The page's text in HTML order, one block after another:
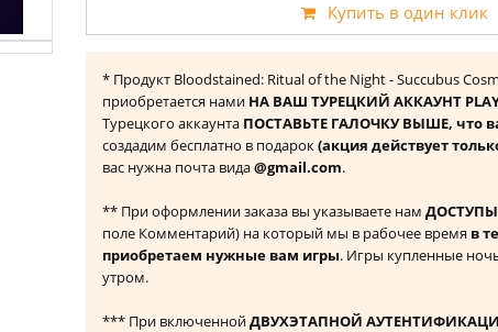
Купить в один клик
* Продукт Bloodstained: Ritual of the Night - Succubus
приобретается нами НА ВАШ ТУРЕЦКИЙ АККАУНТ
Турецкого аккаунта ПОСТАВЬТЕ ГАЛОЧКУ ВЫШЕ, что
создадим бесплатно в подарок(акция действует
вас нужна почта вида@gmail.com.
** При оформлении заказа вы указываете нам
поле Комментарий) на который мы в рабочее время в
приобретаем нужные вам игры. Игры купленные
утром.
*** При включеннойДВУХЭТАПНОЙ